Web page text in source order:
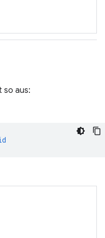
so aus: